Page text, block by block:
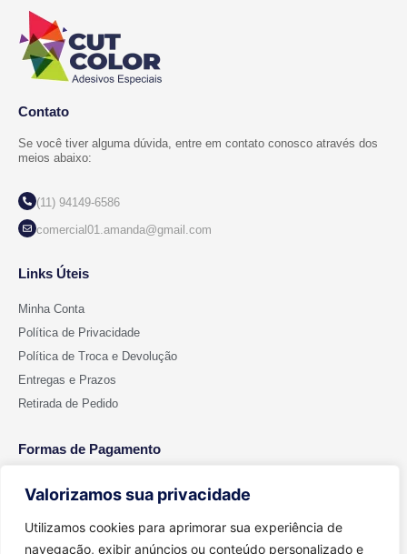
Valorizamos sua privacidade
Utilizamos cookies para aprimorar sua experiência de
navegação, exibir anúncios ou conteúdo personalizado e
Contato
Se você tiver alguma dúvida, entre em contato conosco através dos
meios abaixo:
(11) 94149-6586
comercial01.amanda@gmail.com
Links Úteis
Minha Conta
Política de Privacidade
Política de Troca e Devolução
Entregas e Prazos
Retirada de Pedido
Formas de Pagamento